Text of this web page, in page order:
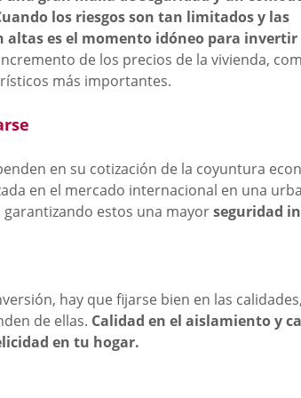
los riesgos son tan limitados y las
es el momento idóneo para invertir
de los precios de la vivienda,
más importantes.
en su cotización de la coyuntura
en el mercado internacional en una
estos una mayorseguridad
hay que fijarse bien en las
de ellas. Calidad en el aislamiento y
en tu hogar.